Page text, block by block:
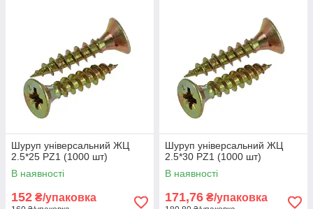
Шуруп універсальний ЖЦ
2.5*25 PZ1 (1000 шт)
В наявності
152 ₴/упаковка
Шуруп універсальний ЖЦ
2.5*30 PZ1 (1000 шт)
В наявності
171,76 ₴/упаковка